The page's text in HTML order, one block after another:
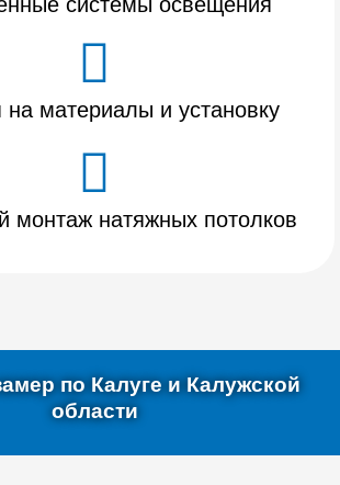
на материалы и установку
монтаж натяжных потолков
по Калуге и Калужской
области